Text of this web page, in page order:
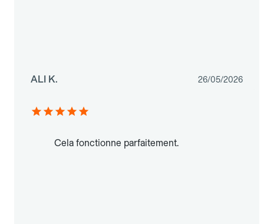
ALI K. 26/05/2026
Cela fonctionne parfaitement.